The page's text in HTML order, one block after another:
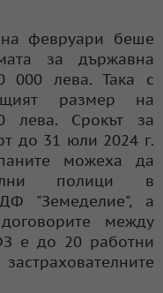
февруари беше
за държавна
лева. Така с
размер на
лева. Срокът за
до 31 юли 2024 г.
можеха да
полици в
"Земеделие", а
между
е до 20 работни